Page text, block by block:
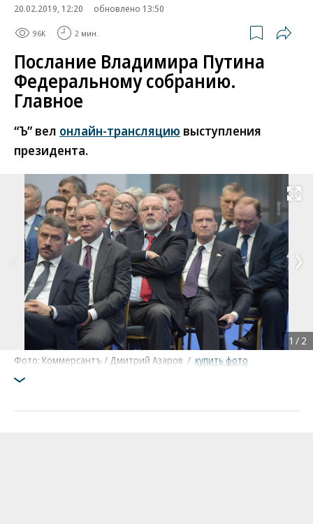
20.02.2019, 12:20
обновлено 13:50
96K 2 мин.
Послание Владимира Путина
Федеральному собранию.
Главное
“Ъ” вел онлайн-трансляцию выступления
президента.
Развернуть
Фото: Коммерсантъ / Дмитрий Азаров / купить фото
1 / 2